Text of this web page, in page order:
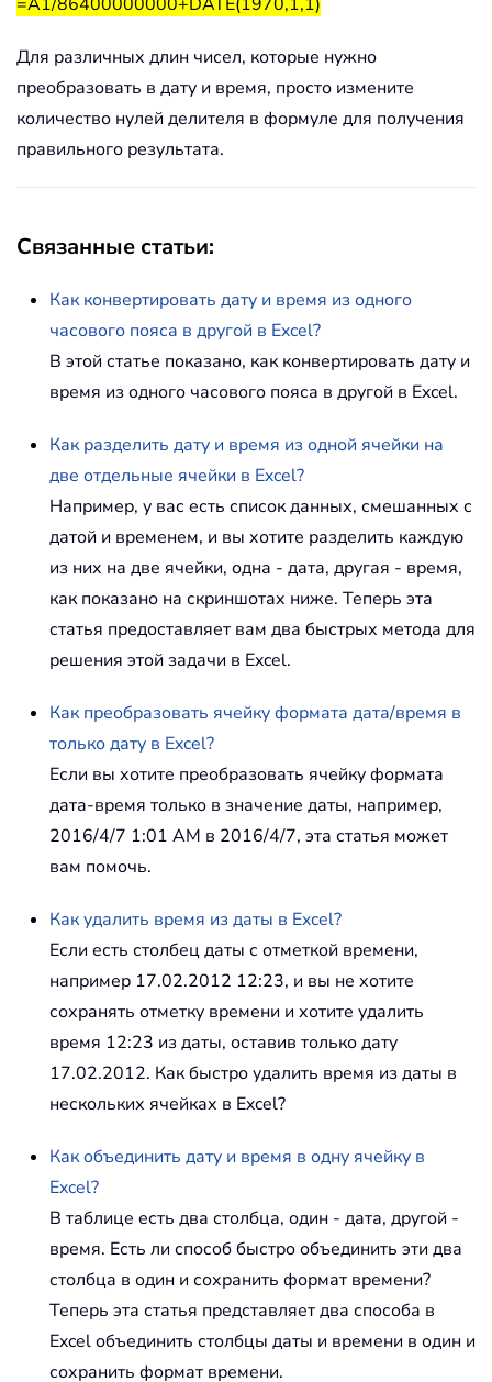
Для различных длин чисел, которые нужно
преобразовать в дату и время, просто измените
количество нулей делителя в формуле для получения
правильного результата.
Связанные статьи:
Как конвертировать дату и время из одного
часового пояса в другой в Excel?
В этой статье показано, как конвертировать дату и
время из одного часового пояса в другой в Excel.
Как разделить дату и время из одной ячейки на
две отдельные ячейки в Excel?
Например, у вас есть список данных, смешанных с
датой и временем, и вы хотите разделить каждую
из них на две ячейки, одна - дата, другая - время,
как показано на скриншотах ниже. Теперь эта
статья предоставляет вам два быстрых метода для
решения этой задачи в Excel.
Как преобразовать ячейку формата дата/время в
только дату в Excel?
Если вы хотите преобразовать ячейку формата
дата-время только в значение даты, например,
2016/4/7 1:01 AM в 2016/4/7, эта статья может
вам помочь.
Как удалить время из даты в Excel?
Если есть столбец даты с отметкой времени,
например 17.02.2012 12:23, и вы не хотите
сохранять отметку времени и хотите удалить
время 12:23 из даты, оставив только дату
17.02.2012. Как быстро удалить время из даты в
нескольких ячейках в Excel?
Как объединить дату и время в одну ячейку в
Excel?
В таблице есть два столбца, один - дата, другой -
время. Есть ли способ быстро объединить эти два
столбца в один и сохранить формат времени?
Теперь эта статья представляет два способа в
Excel объединить столбцы даты и времени в один и
сохранить формат времени.